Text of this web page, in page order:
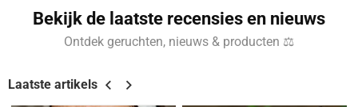
Bekijk de laatste recensies en nieuws
Ontdek geruchten, nieuws & producten ⚖
Laatste artikels